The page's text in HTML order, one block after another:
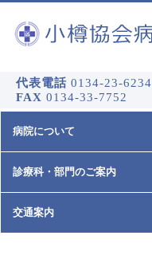
代表電話 0134-23-6234
FAX 0134-33-7752
病院について
診療科・部門のご案内
交通案内